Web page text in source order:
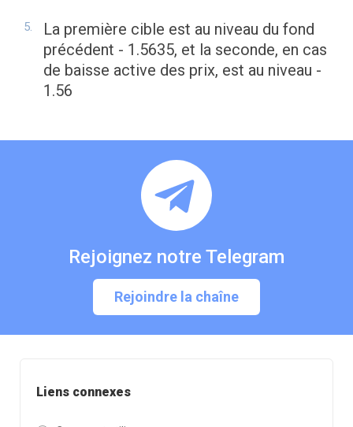
Liens connexes
La première cible est au niveau du fond
précédent - 1.5635, et la seconde, en cas
de baisse active des prix, est au niveau -
1.56
Rejoignez notre Telegram
Rejoindre la chaîne